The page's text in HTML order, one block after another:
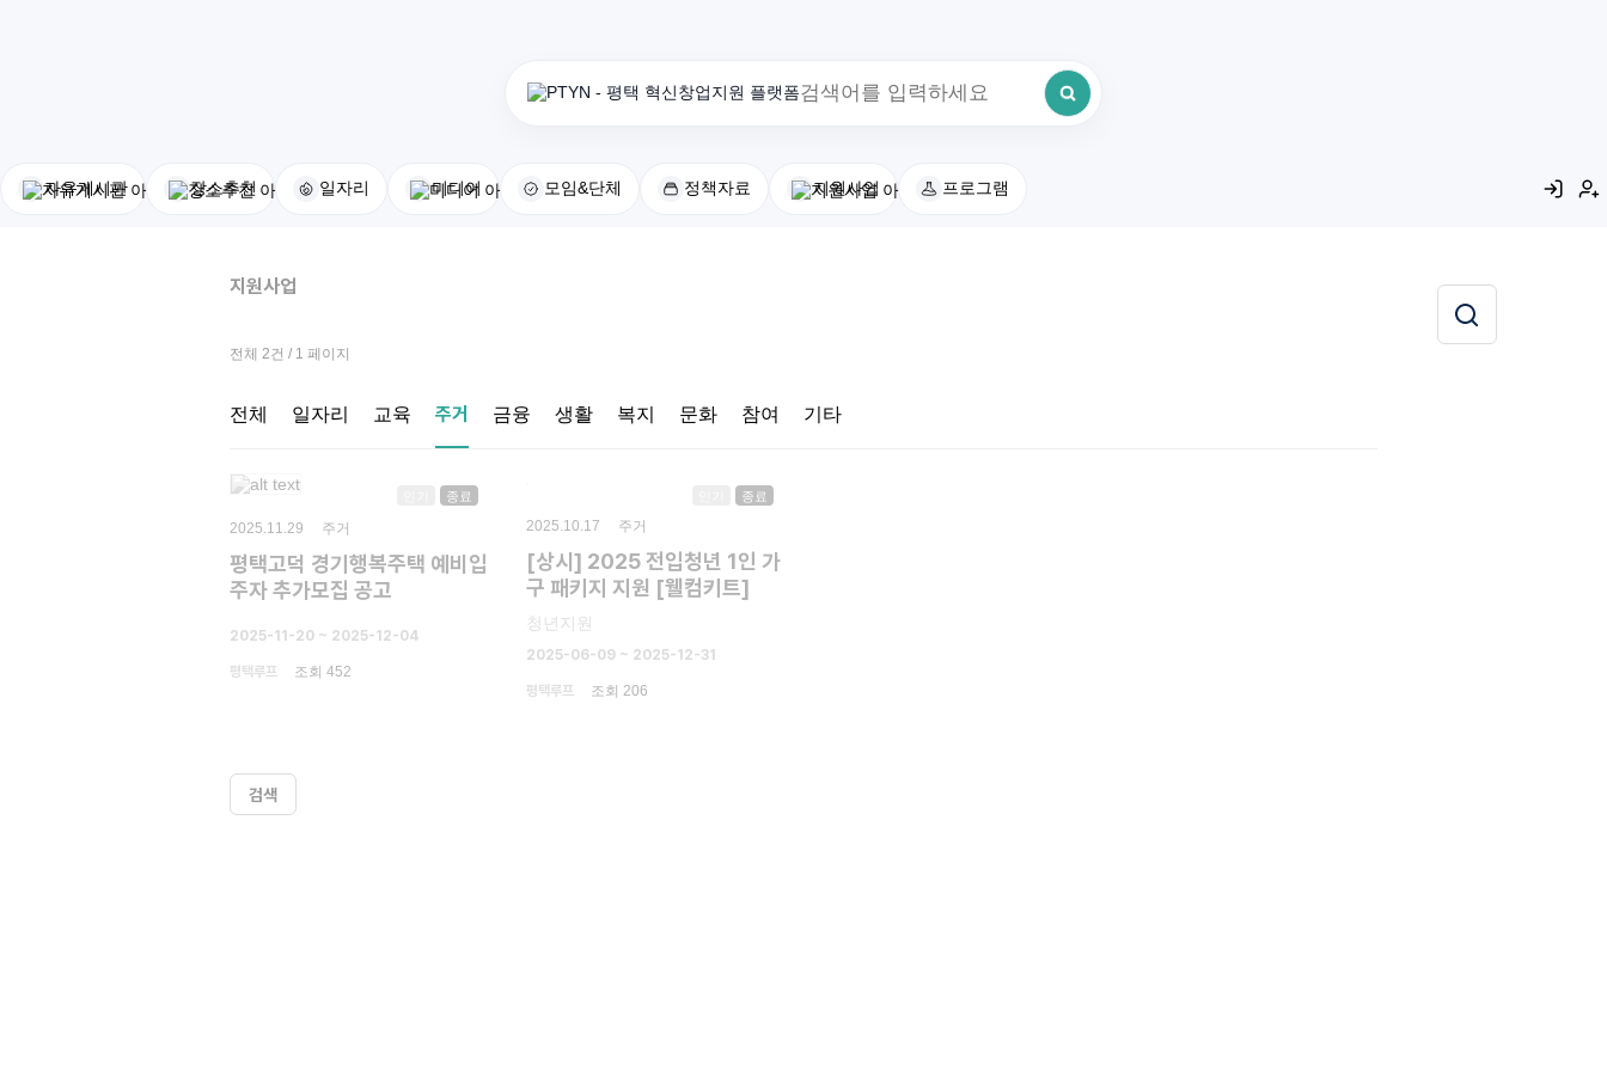
최근 검색어 전체삭제
자유게시판 장소추천 일자리 미디어 모임&단체 정책자료 지원사업 프로그램
지원사업
전체 2건 / 1 페이지
전체 일자리 교육 주거 금융 생활 복지 문화 참여 기타
종료
2025.11.29 주거
평택고덕 경기행복주택 예비입
주자 추가모집 공고
2025-11-20 ~ 2025-12-04
평택루프 조회 452
종료
2025.10.17 주거
[상시] 2025 전입청년 1인 가
구 패키지 지원 [웰컴키트]
청년지원
2025-06-09 ~ 2025-12-31
평택루프 조회 206
검색